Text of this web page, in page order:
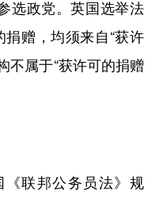
政党。英国选举法
赠，均须来自“获许
不属于“获许可的捐赠
联邦公务员法》规